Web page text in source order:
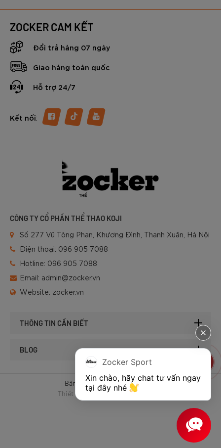
ZOCKER CAM KẾT
Đổi trả hàng 07 ngày
Giao hàng toàn quốc
Hỗ trợ 24/7
Kết nối:
CÔNG TY CỔ PHẦN THỂ THAO KOJI
Số 277 Vũ Tông Phan, Khương Đình, Thanh Xuân, Hà Nội
Điện thoại: 096 905 7088
Hotline: 096 905 7088
Email: admin@zocker.vn
Website: zocker.vn
THÔNG TIN CẦN BIẾT
BLOG
Bản quyền © 2025 của Zocker.
Thiết kế website & SEO - Tất Thành
Zocker Sport
Xin chào, hãy chat tư vấn ngay
tại đây nhé